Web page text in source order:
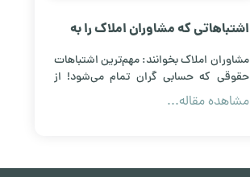
اشتباهاتی که مشاوران املاک را به
مشاوران املاک بخوانند: مهم‌ترین اشتباهات
حقوقی که حسابی گران تمام می‌شود! از
قراردادهای ناقص تا عدم افشای نقص، همه
مشاهده مقاله...